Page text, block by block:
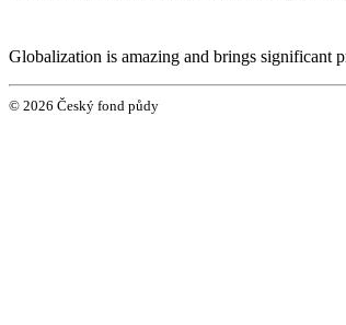
Globalization is amazing and brings significant
© 2026 Český fond půdy